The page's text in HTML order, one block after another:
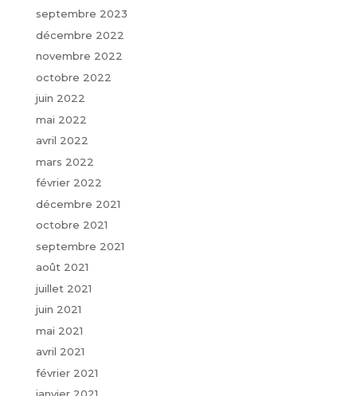
septembre 2023
décembre 2022
novembre 2022
octobre 2022
juin 2022
mai 2022
avril 2022
mars 2022
février 2022
décembre 2021
octobre 2021
septembre 2021
août 2021
juillet 2021
juin 2021
mai 2021
avril 2021
février 2021